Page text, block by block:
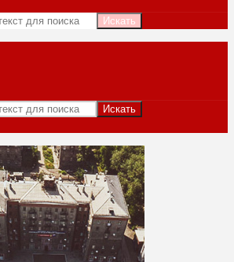
Искать
Искать